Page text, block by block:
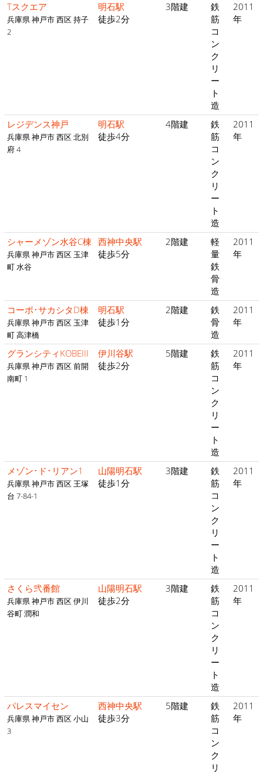
Tスクエア
兵庫県 神戸市 西区 持子
2
明石駅
徒歩2分
3階建
鉄
筋
コ
ン
ク
リ
ー
ト
造
2011
年
レジデンス神戸
兵庫県 神戸市 西区 北別
府 4
明石駅
徒歩4分
4階建
鉄
筋
コ
ン
ク
リ
ー
ト
造
2011
年
シャーメゾン水谷C棟
兵庫県 神戸市 西区 玉津
町 水谷
西神中央駅
徒歩5分
2階建
軽
量
鉄
骨
造
2011
年
コーポ･サカシタD棟
兵庫県 神戸市 西区 玉津
町 高津橋
明石駅
徒歩1分
2階建
鉄
骨
造
2011
年
グランシティKOBEIII
兵庫県 神戸市 西区 前開
南町 1
伊川谷駅
徒歩2分
5階建
鉄
筋
コ
ン
ク
リ
ー
ト
造
2011
年
メゾン･ド･リアン1
兵庫県 神戸市 西区 王塚
台 7-84-1
山陽明石駅
徒歩1分
3階建
鉄
筋
コ
ン
ク
リ
ー
ト
造
2011
年
さくら弐番館
兵庫県 神戸市 西区 伊川
谷町 潤和
山陽明石駅
徒歩2分
3階建
鉄
筋
コ
ン
ク
リ
ー
ト
造
2011
年
パレスマイセン
兵庫県 神戸市 西区 小山
3
西神中央駅
徒歩3分
5階建
鉄
筋
コ
ン
ク
リ
2011
年